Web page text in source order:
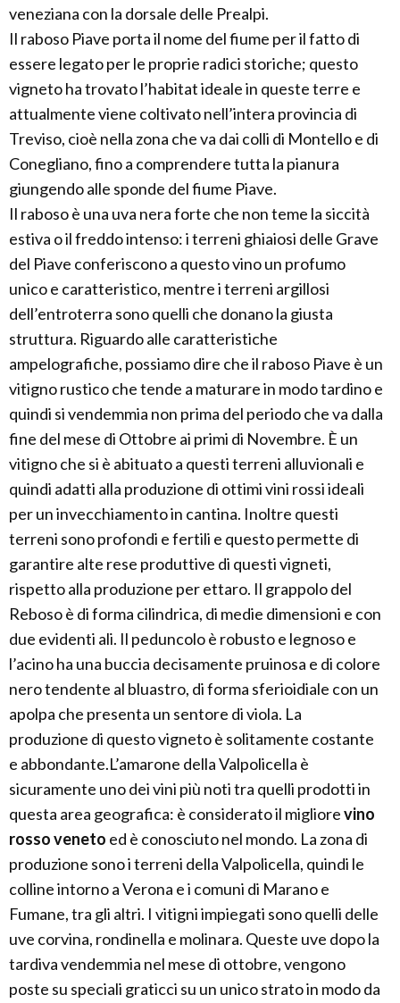
veneziana con la dorsale delle Prealpi.
Il raboso Piave porta il nome del fiume per il fatto di
essere legato per le proprie radici storiche; questo
vigneto ha trovato l’habitat ideale in queste terre e
attualmente viene coltivato nell’intera provincia di
Treviso, cioè nella zona che va dai colli di Montello e di
Conegliano, fino a comprendere tutta la pianura
giungendo alle sponde del fiume Piave.
Il raboso è una uva nera forte che non teme la siccità
estiva o il freddo intenso: i terreni ghiaiosi delle Grave
del Piave conferiscono a questo vino un profumo
unico e caratteristico, mentre i terreni argillosi
dell’entroterra sono quelli che donano la giusta
struttura. Riguardo alle caratteristiche
ampelografiche, possiamo dire che il raboso Piave è un
vitigno rustico che tende a maturare in modo tardino e
quindi si vendemmia non prima del periodo che va dalla
fine del mese di Ottobre ai primi di Novembre. È un
vitigno che si è abituato a questi terreni alluvionali e
quindi adatti alla produzione di ottimi vini rossi ideali
per un invecchiamento in cantina. Inoltre questi
terreni sono profondi e fertili e questo permette di
garantire alte rese produttive di questi vigneti,
rispetto alla produzione per ettaro. Il grappolo del
Reboso è di forma cilindrica, di medie dimensioni e con
due evidenti ali. Il peduncolo è robusto e legnoso e
l’acino ha una buccia decisamente pruinosa e di colore
nero tendente al bluastro, di forma sferioidiale con un
apolpa che presenta un sentore di viola. La
produzione di questo vigneto è solitamente costante
e abbondante.L’amarone della Valpolicella è
sicuramente uno dei vini più noti tra quelli prodotti in
questa area geografica: è considerato il migliorevino
rosso veneto ed è conosciuto nel mondo. La zona di
produzione sono i terreni della Valpolicella, quindi le
colline intorno a Verona e i comuni di Marano e
Fumane, tra gli altri. I vitigni impiegati sono quelli delle
uve corvina, rondinella e molinara. Queste uve dopo la
tardiva vendemmia nel mese di ottobre, vengono
poste su speciali graticci su un unico strato in modo da